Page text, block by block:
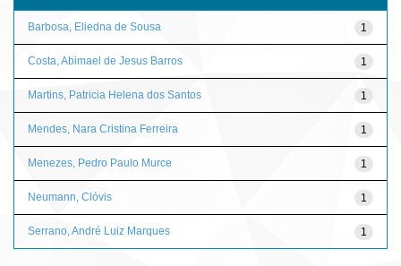
1
Barbosa, Eliedna de Sousa
1
Costa, Abimael de Jesus Barros
1
Martins, Patricia Helena dos Santos
1
Mendes, Nara Cristina Ferreira
1
Menezes, Pedro Paulo Murce
1
Neumann, Clóvis
1
Serrano, André Luiz Marques